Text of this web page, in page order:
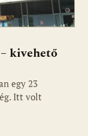
kivehető
egy 23
Itt volt